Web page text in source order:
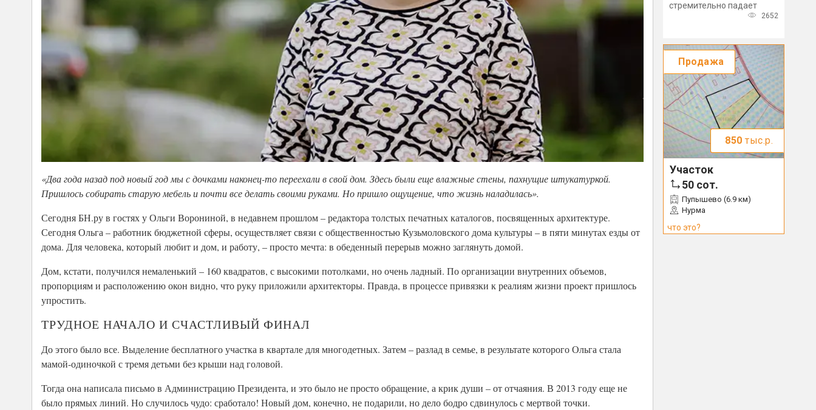
«Два года назад под новый год мы с дочками наконец-то переехали в свой дом. Здесь были еще влажные стены, пахнущие штукатуркой.
Пришлось собирать старую мебель и почти все делать своими руками. Но пришло ощущение, что жизнь наладилась».
Сегодня БН.ру в гостях у Ольги Ворониной, в недавнем прошлом – редактора толстых печатных каталогов, посвященных архитектуре.
Сегодня Ольга – работник бюджетной сферы, осуществляет связи с общественностью Кузьмоловского дома культуры – в пяти минутах езды от
дома. Для человека, который любит и дом, и работу, – просто мечта: в обеденный перерыв можно заглянуть домой.
Дом, кстати, получился немаленький – 160 квадратов, с высокими потолками, но очень ладный. По организации внутренних объемов,
пропорциям и расположению окон видно, что руку приложили архитекторы. Правда, в процессе привязки к реалиям жизни проект пришлось
упростить.
ТРУДНОЕ НАЧАЛО И СЧАСТЛИВЫЙ ФИНАЛ
До этого было все. Выделение бесплатного участка в квартале для многодетных. Затем – разлад в семье, в результате которого Ольга стала
мамой-одиночкой с тремя детьми без крыши над головой.
Тогда она написала письмо в Администрацию Президента, и это было не просто обращение, а крик души – от отчаяния. В 2013 году еще не
было прямых линий. Но случилось чудо: сработало! Новый дом, конечно, не подарили, но дело бодро сдвинулось с мертвой точки.
стремительно падает
2652
Продажа
850 тыс.р.
Участок
50 сот.
Пупышево (6.9 км)
Нурма
что это?